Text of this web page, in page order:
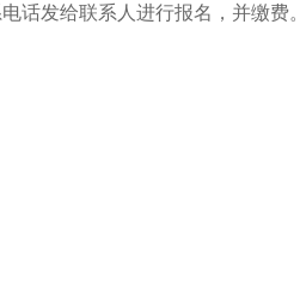
发给联系人进行报名，并缴费。